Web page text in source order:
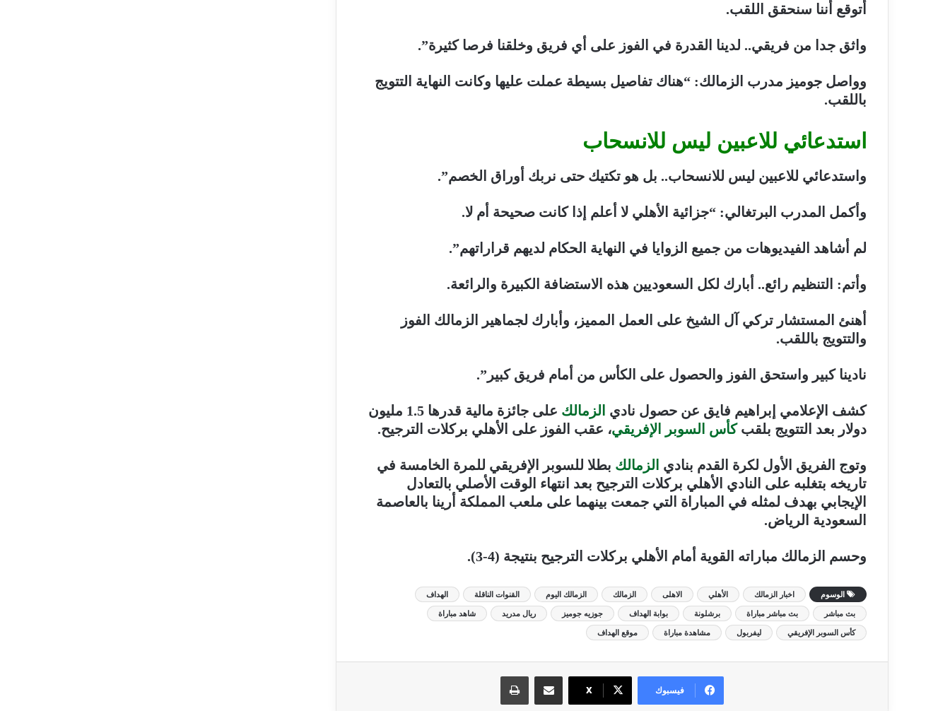
أتوقع أننا سنحقق اللقب.
واثق جدا من فريقي.. لدينا القدرة في الفوز على أي فريق وخلقنا فرصا كثيرة”.
وواصل جوميز مدرب الزمالك: “هناك تفاصيل بسيطة عملت عليها وكانت النهاية التتويج
باللقب.
استدعائي للاعبين ليس للانسحاب
واستدعائي للاعبين ليس للانسحاب.. بل هو تكتيك حتى نربك أوراق الخصم”.
وأكمل المدرب البرتغالي: “جزائية الأهلي لا أعلم إذا كانت صحيحة أم لا.
لم أشاهد الفيديوهات من جميع الزوايا في النهاية الحكام لديهم قراراتهم”.
وأتم: التنظيم رائع.. أبارك لكل السعوديين هذه الاستضافة الكبيرة والرائعة.
أهنئ المستشار تركي آل الشيخ على العمل المميز، وأبارك لجماهير الزمالك الفوز
والتتويج باللقب.
نادينا كبير واستحق الفوز والحصول على الكأس من أمام فريق كبير”.
كشف الإعلامي إبراهيم فايق عن حصول نادي الزمالك
على جائزة مالية قدرها 1.5 مليون
دولار بعد التتويج بلقبكأس السوبر الإفريقي، عقب الفوز على الأهلي بركلات الترجيح.
وتوج الفريق الأول لكرة القدم بنادي الزمالك بطلا للسوبر الإفريقي للمرة الخامسة في
تاريخه بتغلبه على النادي الأهلي بركلات الترجيح بعد انتهاء الوقت الأصلي بالتعادل
الإيجابي بهدف لمثله في المباراة التي جمعت بينهما على ملعب المملكة أرينا بالعاصمة
السعودية الرياض.
وحسم الزمالك مباراته القوية أمام الأهلي بركلات الترجيح بنتيجة (4-3).
الوسوم اخبار الزمالك الأهلي الاهلى الزمالك الزمالك اليوم القنوات الناقلة الهداف
بث مباشر بث مباشر مباراة برشلونة بوابة الهداف جوزيه جوميز ريال مدريد شاهد مباراة
كأس السوبر الإفريقي ليفربول مشاهدة مباراة موقع الهداف
فيسبوك X
مشاركة عبر البريد طباعة